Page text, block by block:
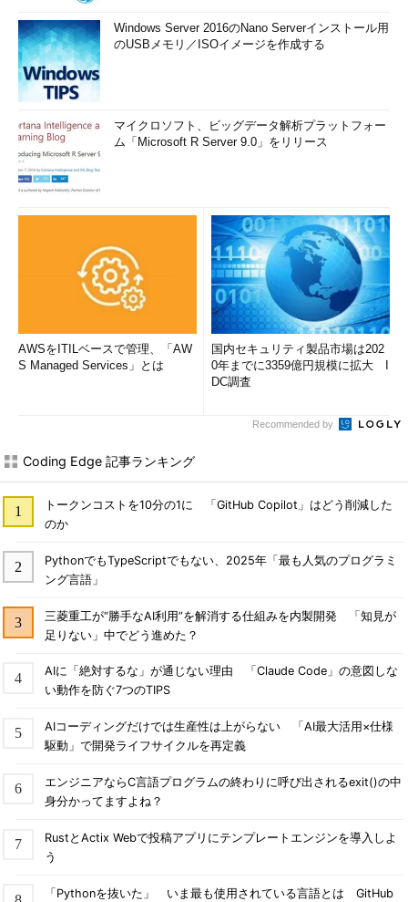
Windows Server 2016のNano Serverインストール用
のUSBメモリ／ISOイメージを作成する
マイクロソフト、ビッグデータ解析プラットフォー
ム「Microsoft R Server 9.0」をリリース
AWSをITILベースで管理、「AW
S Managed Services」とは
国内セキュリティ製品市場は202
0年までに3359億円規模に拡大 I
DC調査
Recommended by
Coding Edge 記事ランキング
トークンコストを10分の1に 「GitHub Copilot」はどう削減した
のか
PythonでもTypeScriptでもない、2025年「最も人気のプログラミ
ング言語」
三菱重工が“勝手なAI利用”を解消する仕組みを内製開発 「知見が
足りない」中でどう進めた？
AIに「絶対するな」が通じない理由 「Claude Code」の意図しな
い動作を防ぐ7つのTIPS
AIコーディングだけでは生産性は上がらない 「AI最大活用×仕様
駆動」で開発ライフサイクルを再定義
エンジニアならC言語プログラムの終わりに呼び出されるexit()の中
身分かってますよね？
RustとActix Webで投稿アプリにテンプレートエンジンを導入しよ
う
「Pythonを抜いた」 いま最も使用されている言語とは GitHub